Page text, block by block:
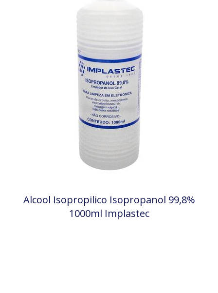
Alcool Isopropilico Isopropanol 99,8%
1000ml Implastec